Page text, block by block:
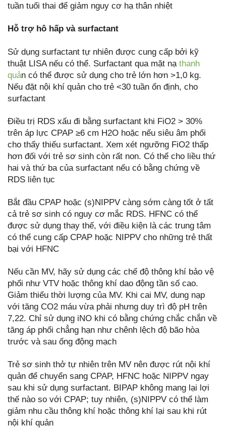
tuần tuổi thai để giảm nguy cơ hạ thân nhiệt
Hỗ trợ hô hấp và surfactant
Sử dụng surfactant tự nhiên được cung cấp bởi kỹ
thuật LISA nếu có thể. Surfactant qua mặt nạ thanh
quản có thể được sử dụng cho trẻ lớn hơn >1,0 kg.
Nếu đặt nội khí quản cho trẻ <30 tuần ổn định, cho
surfactant
Điều trị RDS xấu đi bằng surfactant khi FiO2 > 30%
trên áp lực CPAP ≥6 cm H2O hoặc nếu siêu âm phổi
cho thấy thiếu surfactant. Xem xét ngưỡng FiO2 thấp
hơn đối với trẻ sơ sinh còn rất non. Có thể cho liều thứ
hai và thứ ba của surfactant nếu có bằng chứng về
RDS liên tục
Bắt đầu CPAP hoặc (s)NIPPV càng sớm càng tốt ở tất
cả trẻ sơ sinh có nguy cơ mắc RDS. HFNC có thể
được sử dụng thay thế, với điều kiện là các trung tâm
có thể cung cấp CPAP hoặc NIPPV cho những trẻ thất
bại với HFNC
Nếu cần MV, hãy sử dụng các chế độ thông khí bảo vệ
phổi như VTV hoặc thông khí dao động tần số cao.
Giảm thiểu thời lượng của MV. Khi cai MV, dung nạp
với tăng CO2 máu vừa phải nhưng duy trì độ pH trên
7,22. Chỉ sử dụng iNO khi có bằng chứng chắc chắn về
tăng áp phổi chẳng hạn như chênh lệch độ bão hòa
trước và sau ống động mạch
Trẻ sơ sinh thở tự nhiên trên MV nên được rút nội khí
quản để chuyển sang CPAP, HFNC hoặc NIPPV ngay
sau khi sử dụng surfactant. BIPAP không mang lại lợi
thế nào so với CPAP; tuy nhiên, (s)NIPPV có thể làm
giảm nhu cầu thông khí hoặc thông khí lại sau khi rút
nội khí quản